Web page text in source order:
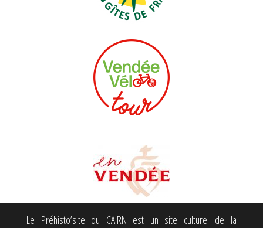
Le Préhisto’site du CAIRN est un site culturel de la